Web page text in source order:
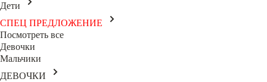
Дети
СПЕЦ ПРЕДЛОЖЕНИЕ
Посмотреть все
Девочки
Мальчики
ДЕВОЧКИ